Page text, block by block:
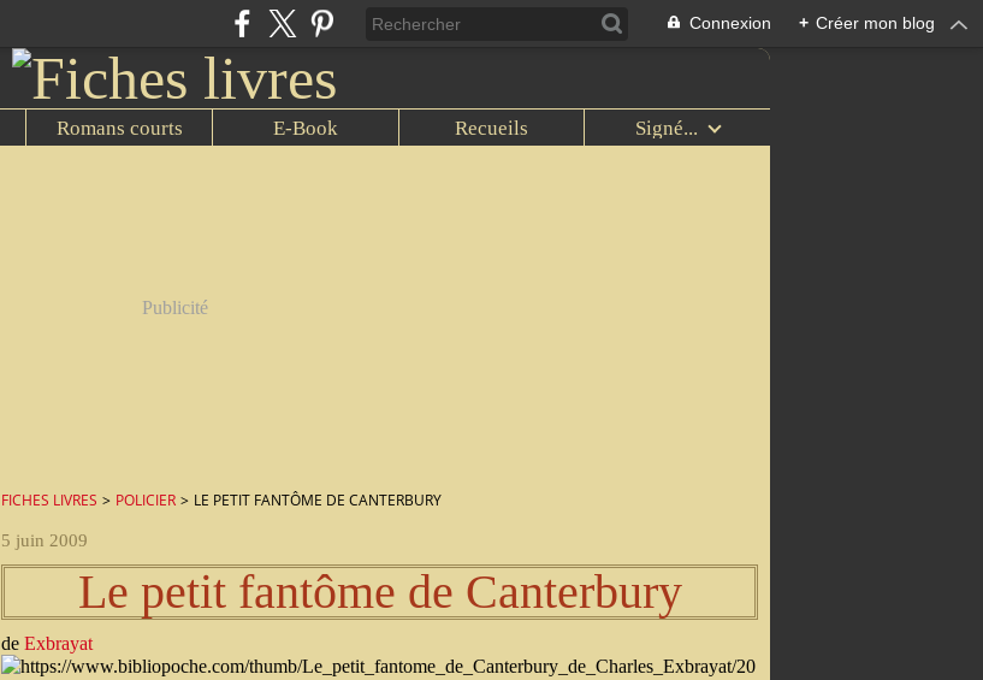
Connexion + Créer mon blog
Romans courts E-Book Recueils Signé...
Publicité
FICHES LIVRES > POLICIER > LE PETIT FANTÔME DE CANTERBURY
5 juin 2009
Le petit fantôme de Canterbury
de Exbrayat